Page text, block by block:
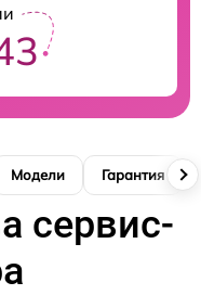
Модели Гарантия
сервис-